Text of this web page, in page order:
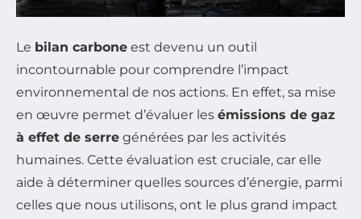
Le bilan carbone est devenu un outil
incontournable pour comprendre l’impact
environnemental de nos actions. En effet, sa mise
en œuvre permet d’évaluer les émissions de gaz
à effet de serre générées par les activités
humaines. Cette évaluation est cruciale, car elle
aide à déterminer quelles sources d’énergie, parmi
celles que nous utilisons, ont le plus grand impact